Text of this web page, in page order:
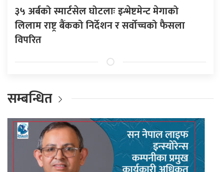
३५ अर्बको स्मार्टसेल घोटलाः इन्भेष्टमेन्ट मेगाको
लिलाम राष्ट्र बैंकको निर्देशन र सर्वोच्चको फैसला
विपरित
सम्बन्धित